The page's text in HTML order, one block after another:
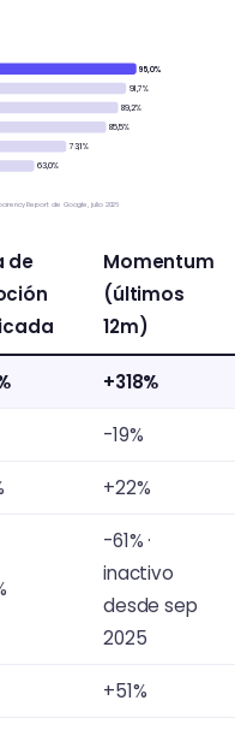
95,0%
91,7%
89,2%
85,5%
73,1%
63,0%
Report de Google, julio 2026
de
Momentum
(últimos
12m)
+318%
-19%
+22%
-61% ·
inactivo
desde sep
2025
+51%